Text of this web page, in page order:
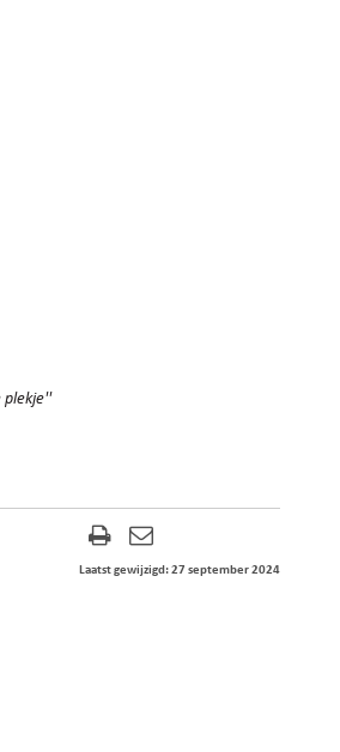
plekje''
Laatst gewijzigd: 27 september 2024